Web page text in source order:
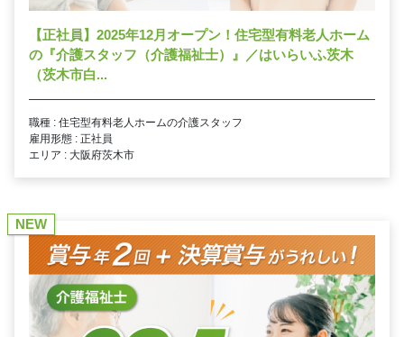
【正社員】2025年12月オープン！住宅型有料老人ホーム
の『介護スタッフ（介護福祉士）』／はいらいふ茨木
（茨木市白...
職種 : 住宅型有料老人ホームの介護スタッフ
雇用形態 : 正社員
エリア : 大阪府茨木市
NEW